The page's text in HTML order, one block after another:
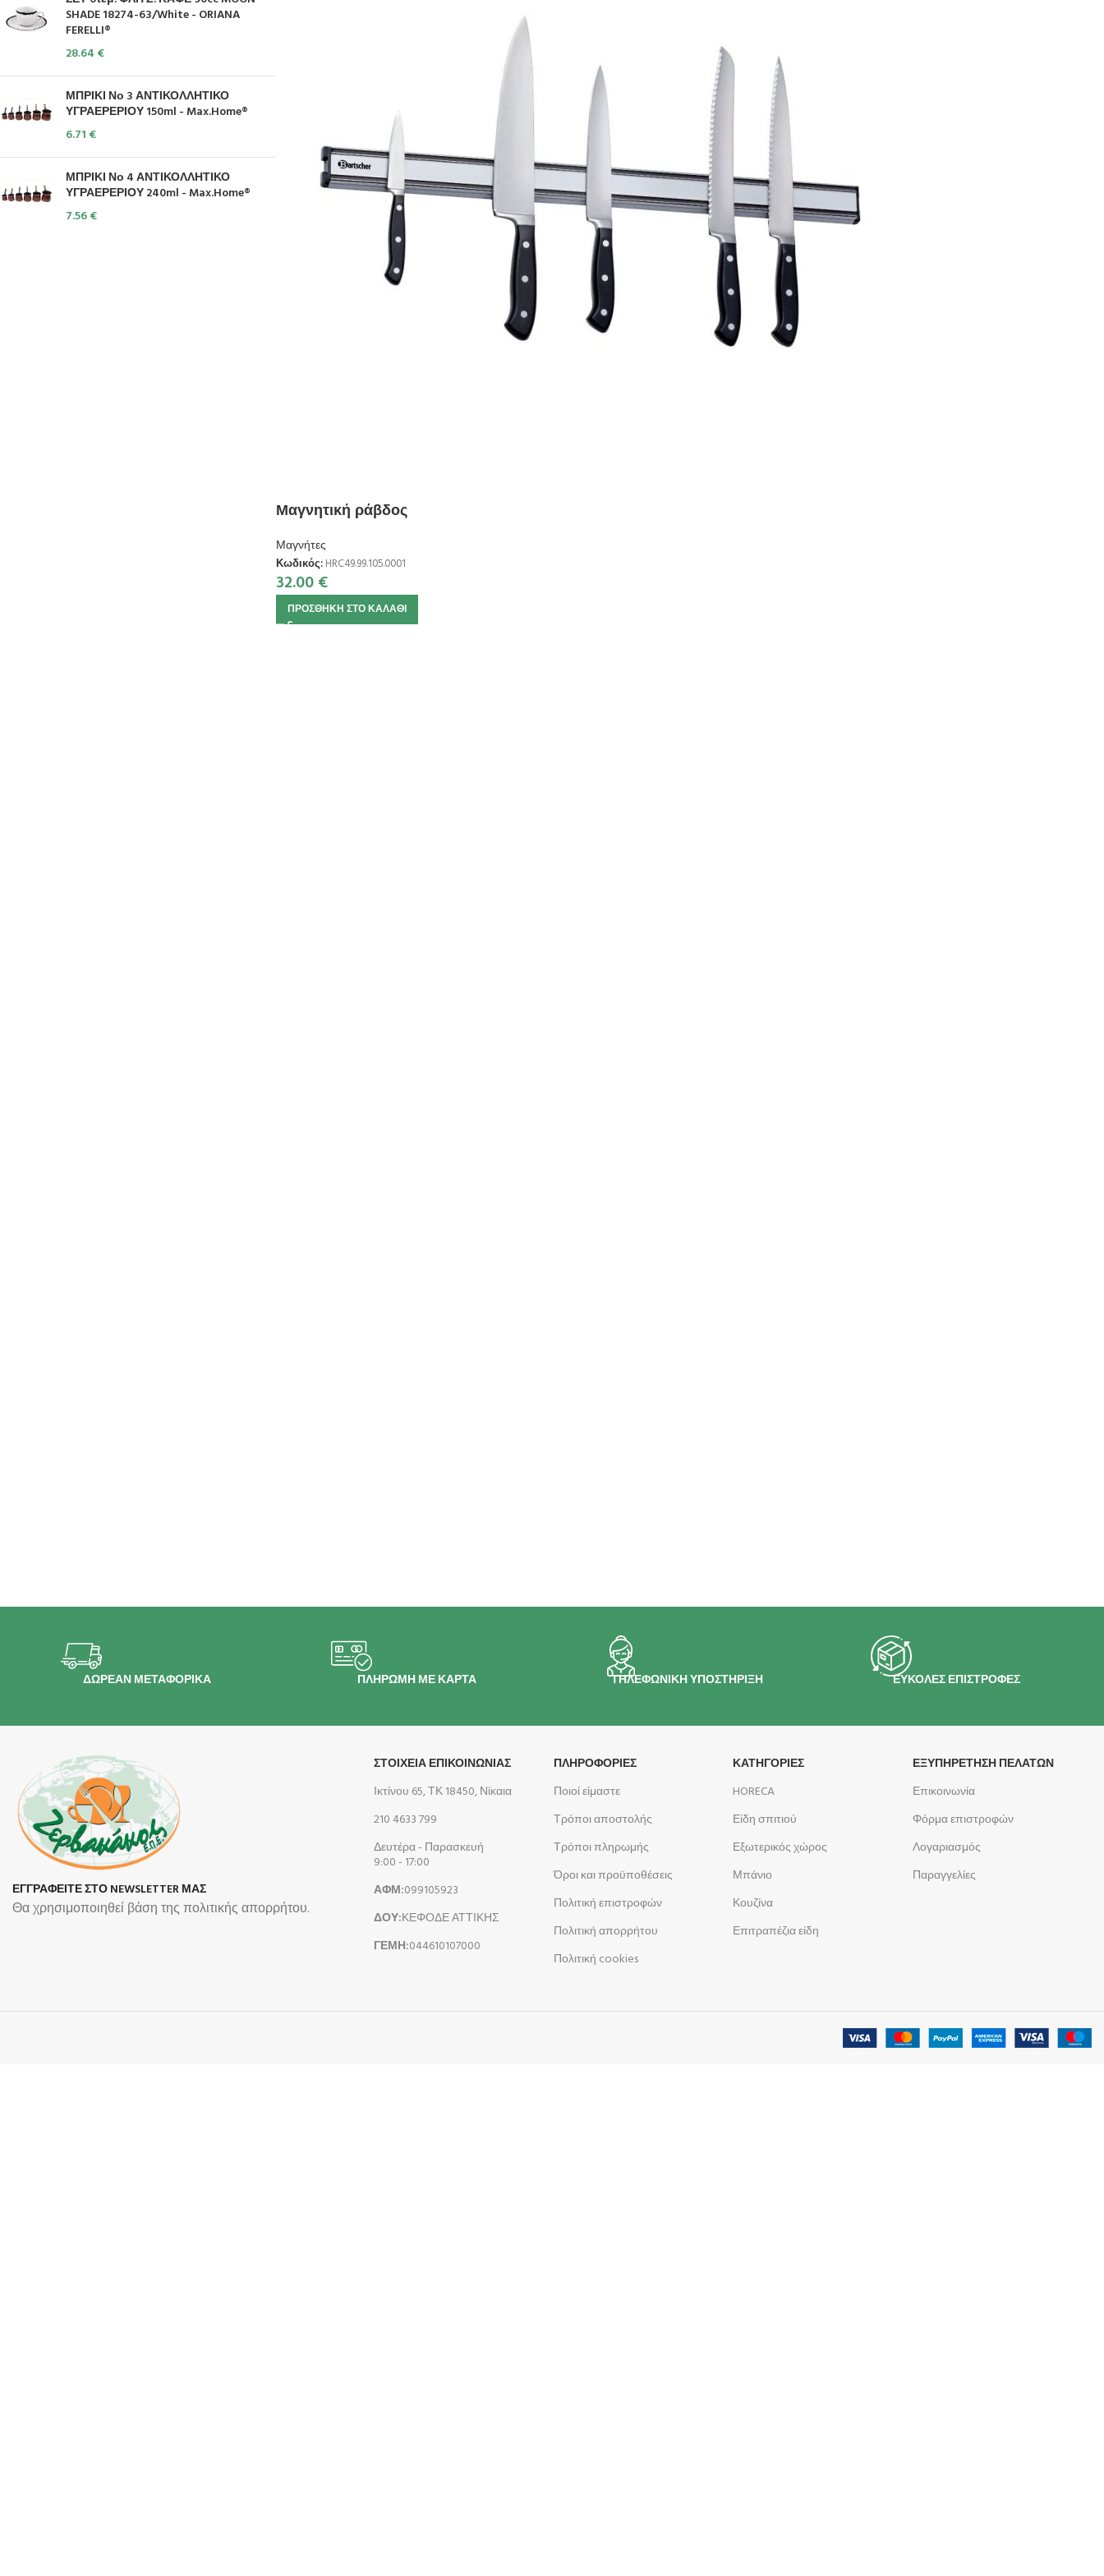
SHADE 18274-63/White - ORIANA
FERELLI®
28.64 €
ΜΠΡΙΚΙ Νο 3 ΑΝΤΙΚΟΛΛΗΤΙΚΟ
ΥΓΡΑΕΡΕΡΙΟΥ 150ml - Max.Home®
6.71 €
ΜΠΡΙΚΙ Νο 4 ΑΝΤΙΚΟΛΛΗΤΙΚΟ
ΥΓΡΑΕΡΕΡΙΟΥ 240ml - Max.Home®
7.56€
Μαγνητική ράβδος
Μαγνήτες
Κωδικός: HRC49.99.105.0001
32.00€
ΠΡΟΣΘΉΚΗ ΣΤΟ ΚΑΛΆΘΙ
ΔΩΡΕΑΝ ΜΕΤΑΦΟΡΙΚΑ ΠΛΗΡΩΜΗ ΜΕ ΚΑΡΤΑ ΤΗΛΕΦΩΝΙΚΗ ΥΠΟΣΤΗΡΙΞΗ ΕΥΚΟΛΕΣ ΕΠΙΣΤΡΟΦΕΣ
ΕΓΓΡΑΦΕΙΤΕ ΣΤΟ NEWSLETTER ΜΑΣ
Θα χρησιμοποιηθεί βάση της πολιτικής απορρήτου.
ΣΤΟΙΧΕΙΑ ΕΠΙΚΟΙΝΩΝΙΑΣ
Ικτίνου 65, ΤΚ 18450, Νίκαια
210 4633 799
Δευτέρα - Παρασκευή
9:00 - 17:00
ΑΦΜ:099105923
ΔΟΥ:ΚΕΦΟΔΕ ΑΤΤΙΚΗΣ
ΓΕΜΗ:044610107000
ΠΛΗΡΟΦΟΡΊΕΣ
Ποιοί είμαστε
Τρόποι αποστολής
Τρόποι πληρωμής
Όροι και προϋποθέσεις
Πολιτική επιστροφών
Πολιτική απορρήτου
Πολιτική cookies
ΚΑΤΗΓΟΡΙΕΣ
HORECA
Είδη σπιτιού
Εξωτερικός χώρος
Μπάνιο
Κουζίνα
Επιτραπέζια είδη
ΕΞΥΠΗΡΕΤΗΣΗ ΠΕΛΑΤΩΝ
Επικοινωνία
Φόρμα επιστροφών
Λογαριασμός
Παραγγελίες